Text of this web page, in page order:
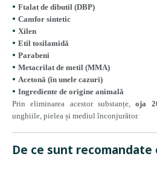
Ftalat de dibutil (DBP)
Camfor sintetic
Xilen
Etil tosilamidă
Parabeni
Metacrilat de metil (MMA)
Acetonă (în unele cazuri)
Ingrediente de origine animală
Prin eliminarea acestor substanțe,oja
unghiile, pielea și mediul înconjurător.
De ce sunt recomandate